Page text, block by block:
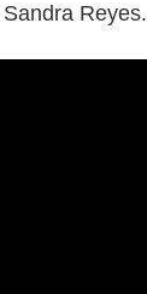
Reyes.